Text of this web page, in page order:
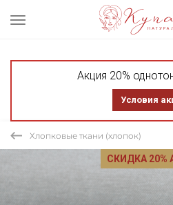
Акция 20%
Условия
Хлопковые ткани (хлопок)
СКИДКА 20%